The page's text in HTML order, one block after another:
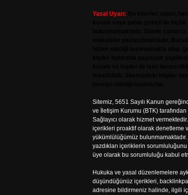
Yasal Uyarı:
Sitemiz, 5651 Sayılı Kanun
ve İletişim Kurumu (BTK)
Sağlayıcı olarak hizmet
içerikleri proaktif olarak denetleme
yükümlülüğümüz
yazdıkları içeriklerin
üye olarak bu sorumluluğu kabul
Hukuka ve yasal düzenlemelere
düşündüğünüz içerikleri,
adresine bildirmeniz halinde, ilgili